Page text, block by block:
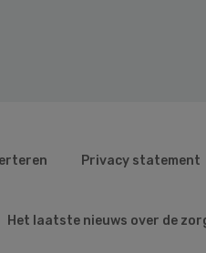
Privacy statement
Het laatste nieuws over de